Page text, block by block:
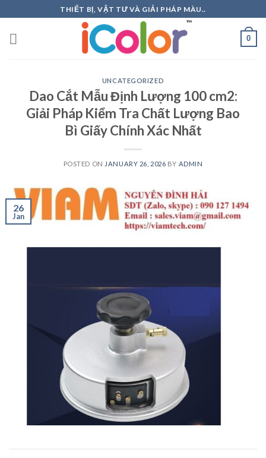
to
content
THIẾT BỊ, VẬT TƯ VÀ GIẢI PHÁP MÀU..
0
UNCATEGORIZED
Dao Cắt Mẫu Định Lượng 100 cm2:
Giải Pháp Kiểm Tra Chất Lượng Bao
Bì Giấy Chính Xác Nhất
POSTED ON JANUARY 26, 2026 BY ADMIN
26
Jan